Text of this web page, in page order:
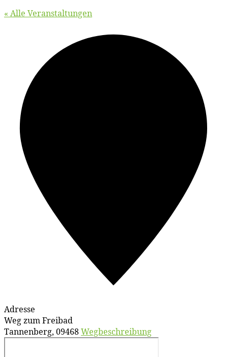
« Alle Veranstaltungen
Adresse
Weg zum Freibad
Tannenberg, 09468Wegbeschreibung